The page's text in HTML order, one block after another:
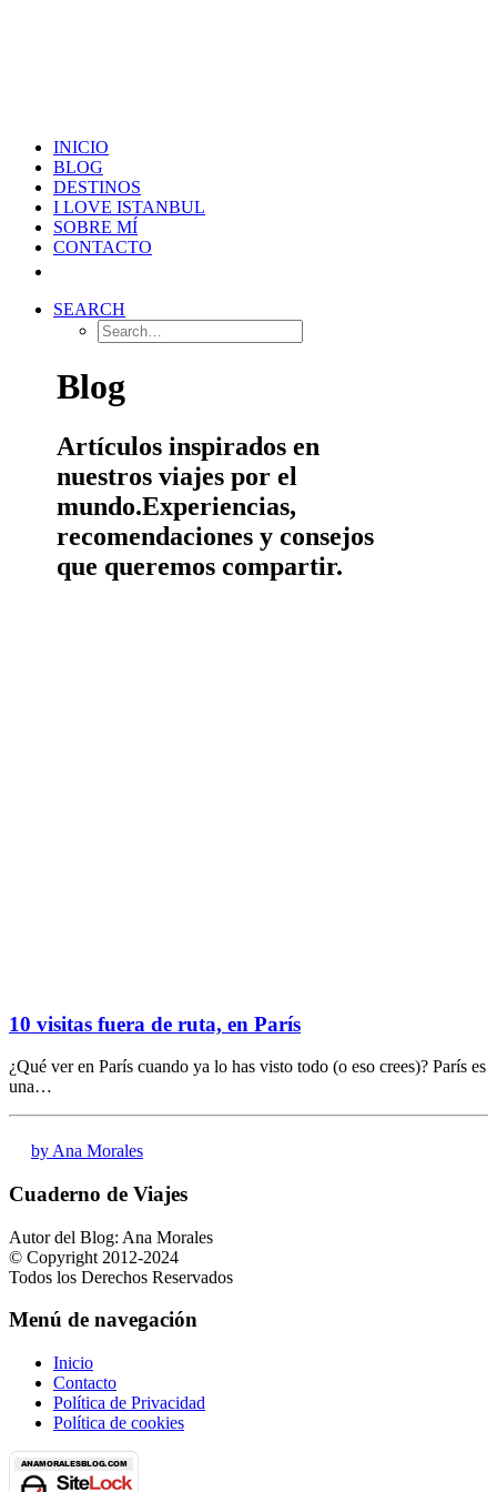
INICIO
BLOG
DESTINOS
I LOVE ISTANBUL
SOBRE MÍ
CONTACTO
SEARCH
Blog
Artículos inspirados en
nuestros viajes por el
mundo.Experiencias,
recomendaciones y consejos
que queremos compartir.
10 visitas fuera de ruta, en París
¿Qué ver en París cuando ya lo has visto todo (o eso crees)? París es
una…
by Ana Morales
Cuaderno de Viajes
Autor del Blog: Ana Morales
© Copyright 2012-2024
Todos los Derechos Reservados
Menú de navegación
Inicio
Contacto
Política de Privacidad
Política de cookies